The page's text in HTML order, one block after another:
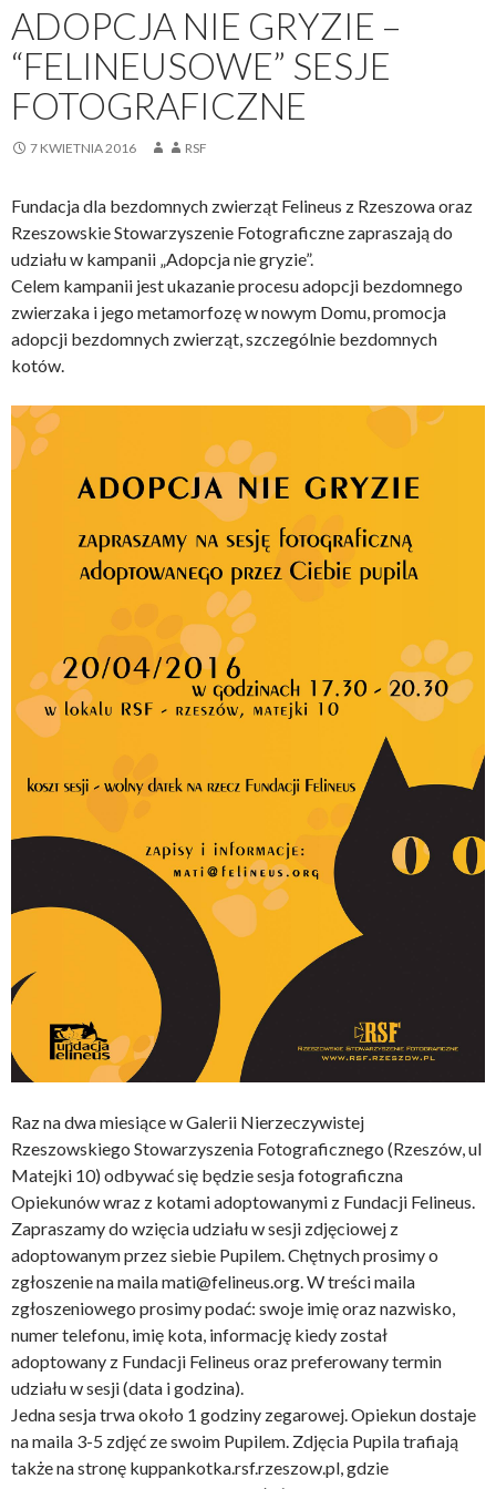
ADOPCJA NIE GRYZIE –
“FELINEUSOWE” SESJE
FOTOGRAFICZNE
7 KWIETNIA 2016 RSF
Fundacja dla bezdomnych zwierząt Felineus z Rzeszowa oraz
Rzeszowskie Stowarzyszenie Fotograficzne zapraszają do
udziału w kampanii „Adopcja nie gryzie”.
Celem kampanii jest ukazanie procesu adopcji bezdomnego
zwierzaka i jego metamorfozę w nowym Domu, promocja
adopcji bezdomnych zwierząt, szczególnie bezdomnych
kotów.
Raz na dwa miesiące w Galerii Nierzeczywistej
Rzeszowskiego Stowarzyszenia Fotograficznego (Rzeszów, ul
Matejki 10) odbywać się będzie sesja fotograficzna
Opiekunów wraz z kotami adoptowanymi z Fundacji Felineus.
Zapraszamy do wzięcia udziału w sesji zdjęciowej z
adoptowanym przez siebie Pupilem. Chętnych prosimy o
zgłoszenie na maila mati@felineus.org. W treści maila
zgłoszeniowego prosimy podać: swoje imię oraz nazwisko,
numer telefonu, imię kota, informację kiedy został
adoptowany z Fundacji Felineus oraz preferowany termin
udziału w sesji (data i godzina).
Jedna sesja trwa około 1 godziny zegarowej. Opiekun dostaje
na maila 3-5 zdjęć ze swoim Pupilem. Zdjęcia Pupila trafiają
także na stronę kuppankotka.rsf.rzeszow.pl, gdzie